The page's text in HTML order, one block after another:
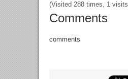
(Visited 288 times, 1
Comments
comments